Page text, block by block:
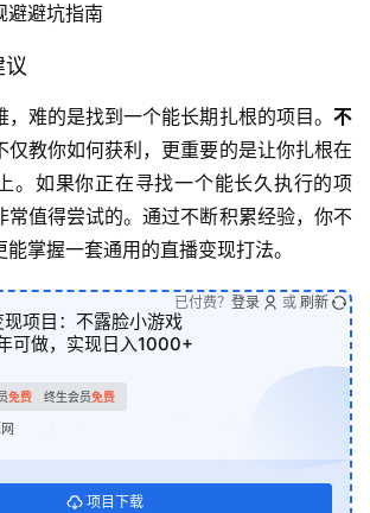
避避坑指南
议
难的是找到一个能长期扎根的项目。 不
仅教你如何获利，更重要的是让你扎根在
。如果你正在寻找一个能长久执行的项
常值得尝试的。通过不断积累经验，你不
掌握一套通用的直播变现打法。
项目：不露脸小游戏
可做，实现日入1000+
免费 终生会员免费
项目下载
已付费？ 登录 或 刷新